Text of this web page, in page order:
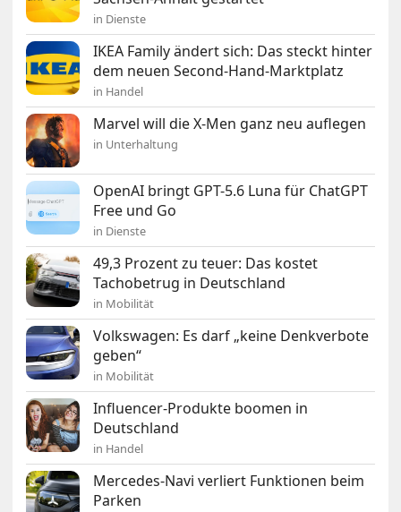
in Dienste
IKEA Family ändert sich: Das steckt hinter
dem neuen Second-Hand-Marktplatz
in Handel
Marvel will die X-Men ganz neu auflegen
in Unterhaltung
OpenAI bringt GPT-5.6 Luna für ChatGPT
Free und Go
in Dienste
49,3 Prozent zu teuer: Das kostet
Tachobetrug in Deutschland
in Mobilität
Volkswagen: Es darf „keine Denkverbote
geben“
in Mobilität
Influencer-Produkte boomen in
Deutschland
in Handel
Mercedes-Navi verliert Funktionen beim
Parken